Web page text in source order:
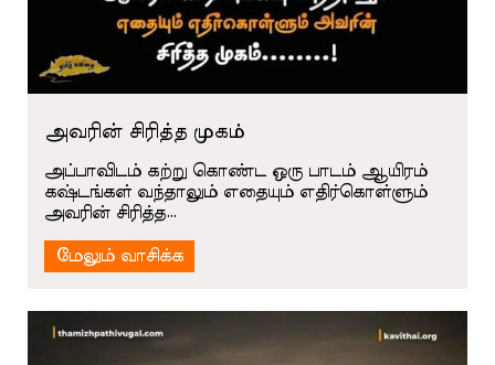
அவரின் சிரித்த முகம்
அப்பாவிடம் கற்று கொண்ட ஒரு பாடம் ஆயிரம்
கஷ்டங்கள் வந்தாலும் எதையும் எதிர்கொள்ளும்
அவரின் சிரித்த…
மேலும் வாசிக்க